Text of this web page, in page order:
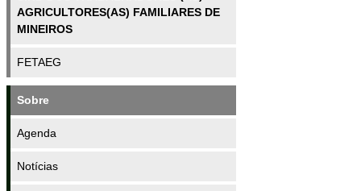
AGRICULTORES(AS) FAMILIARES DE
MINEIROS
FETAEG
Sobre
Agenda
Notícias